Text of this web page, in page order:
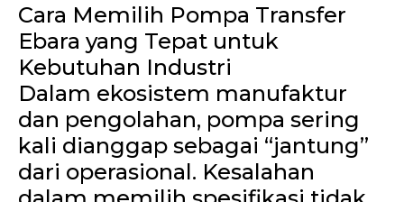
Cara Memilih Pompa Transfer
Ebara yang Tepat untuk
Kebutuhan Industri
Dalam ekosistem manufaktur
dan pengolahan, pompa sering
kali dianggap sebagai “jantung”
dari operasional. Kesalahan